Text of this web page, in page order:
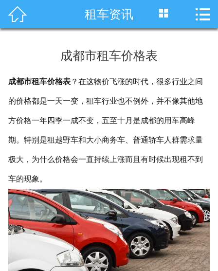
 首页
川藏线租车
服务项目
租车资讯
租车价格
成功案例
关于我们
联系我们
 租车资讯  
成都市租车价格表
成都市租车价格表？在这物价飞涨的时代，很多行业之间
的价格都是一天一变，租车行业也不例外，并不像其他地
方价格一年四季一成不变，五至十月是成都的用车高峰
期。特别是租越野车和大小商务车、普通轿车人群需求量
极大，为什么价格会一直持续上涨而且有时候出现租不到
车的现象。